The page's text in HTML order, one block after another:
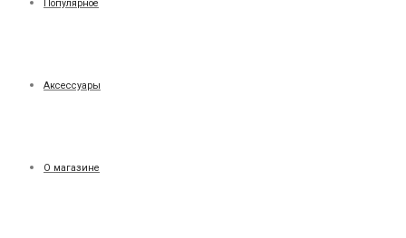
Популярное
Аксессуары
О магазине